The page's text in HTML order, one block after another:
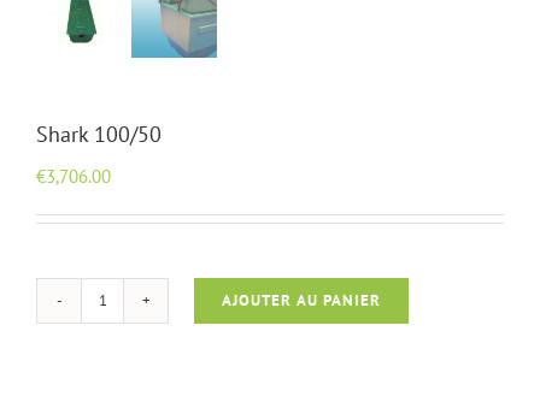
Shark 100/50
€3,706.00
quantité
AJOUTER AU PANIER